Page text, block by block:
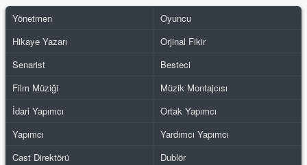
Yönetmen
Oyuncu
Hikaye Yazarı
Orjinal Fikir
Senarist
Besteci
Film Müziği
Müzik Montajcısı
İdari Yapımcı
Ortak Yapımcı
Yapımcı
Yardımcı Yapımcı
Cast Direktörü
Dublör